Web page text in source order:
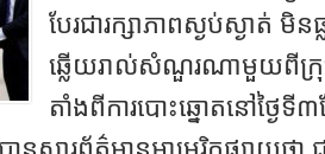
បែរជារក្សាភាពស្ងប់ស្ងាត់​
ឆ្លើយរាល់សំណួរណាមួយពីក្រុ
តាំងពីការបោះឆ្នោតនៅថ្ងៃទី​